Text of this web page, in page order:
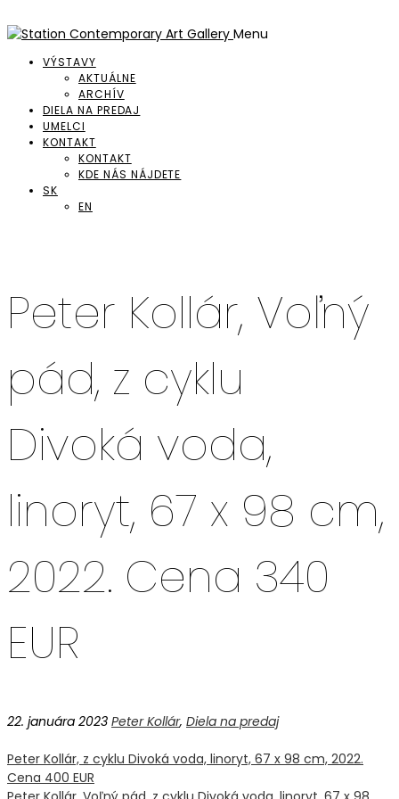
Menu
VÝSTAVY
AKTUÁLNE
ARCHÍV
DIELA NA PREDAJ
UMELCI
KONTAKT
KONTAKT
KDE NÁS NÁJDETE
SK
EN
Peter Kollár, Voľný
pád, z cyklu
Divoká voda,
linoryt, 67 x 98 cm,
2022. Cena 340
EUR
22. januára 2023 Peter Kollár, Diela na predaj
Navigácia
Peter Kollár, z cyklu Divoká voda, linoryt, 67 x 98 cm, 2022.
Cena 400 EUR